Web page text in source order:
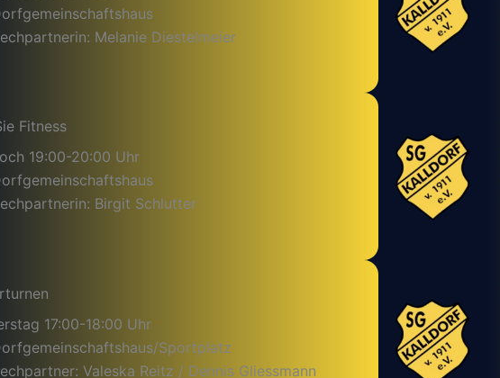
Melanie Diestelmeier
Fitness
19:00-20:00 Uhr
Birgit Schlutter
17:00-18:00 Uhr
Sportplatz
Valeska Reitz / Dennis Gliessmann